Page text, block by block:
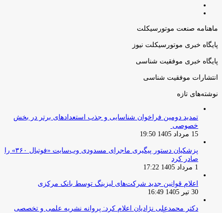
ماهنامه صنعت موتورسیکلت
پایگاه خبری موتورسیکلت نیوز
پایگاه خبری موفقیت شناسی
انتشارات موفقیت شناسی
نوشته‌های تازه
تمدید دومین فراخوان شناسایی و جذب استعدادهای برتر در بخش
خصوصی
15 مرداد 1405 19:50
پزشکیان دستور پیگیری ماجرای مسدودی وب‌سایت «فوتبال ۳۶۰» را
صادر کرد
1 مرداد 1405 17:22
اعلام قوانین جدید شرکت‌های لیزینگ توسط بانک مرکزی
30 تیر 1405 16:49
دکتر محمدعلی نژادیان اعلام کرد: پروانه نشریه علمی و تخصصی